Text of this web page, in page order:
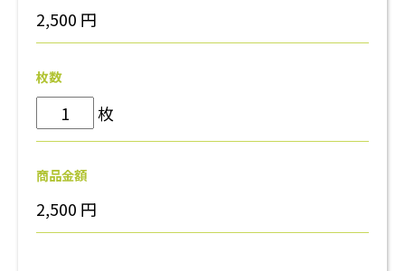
2,500 円
枚数
枚
商品金額
2,500 円